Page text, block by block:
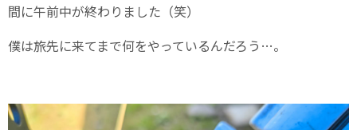
間に午前中が終わりました（笑）
僕は旅先に来てまで何をやっているんだろう…。